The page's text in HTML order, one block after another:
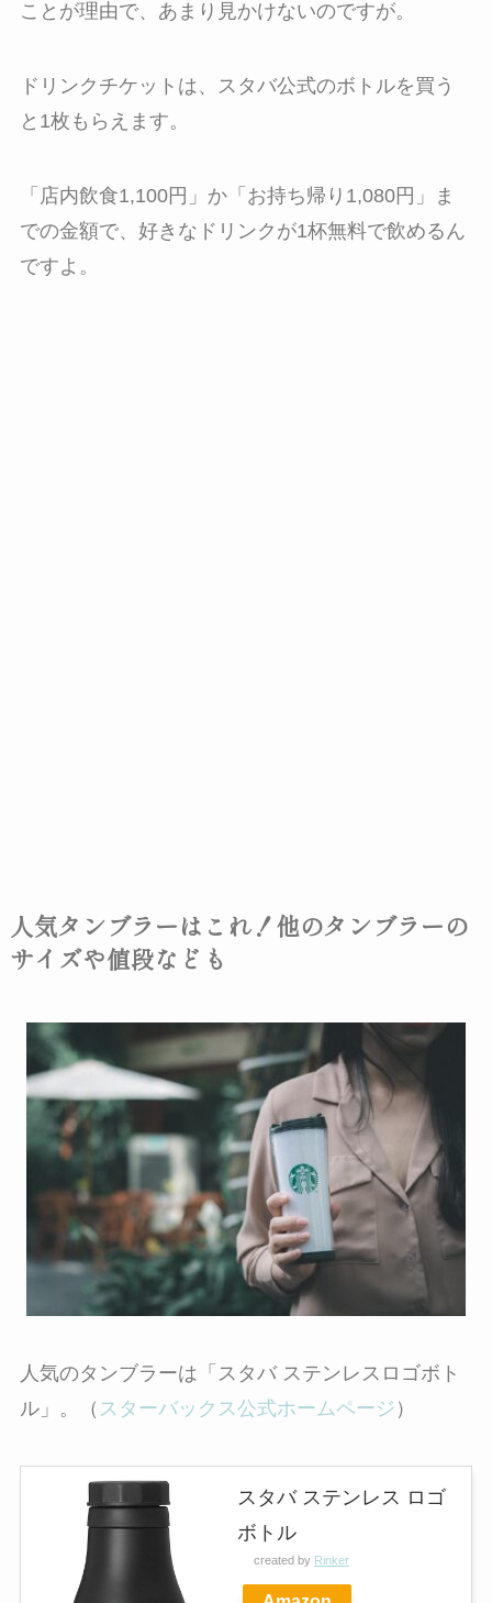
ことが理由で、あまり見かけないのですが。
ドリンクチケットは、スタバ公式のボトルを買う
と1枚もらえます。
「店内飲食1,100円」か「お持ち帰り1,080円」ま
での金額で、好きなドリンクが1杯無料で飲めるん
ですよ。
人気タンブラーはこれ！他のタンブラーの
サイズや値段なども
人気のタンブラーは「スタバ ステンレスロゴボト
ル」。（ スターバックス公式ホームページ ）
スタバ ステンレス ロゴ
ボトル
created by Rinker